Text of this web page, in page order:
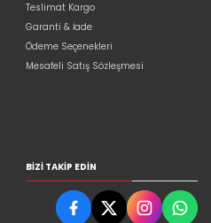
Teslimat Kargo
Garanti & İade
Ödeme Seçenekleri
Mesafeli Satış Sözleşmesi
BIZI TAKIP EDIN